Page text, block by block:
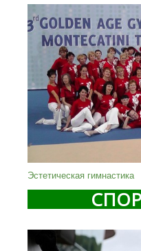
Эстетическая гимнастика